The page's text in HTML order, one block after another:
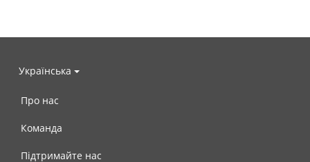
Українська
Про нас
Команда
Підтримайте нас